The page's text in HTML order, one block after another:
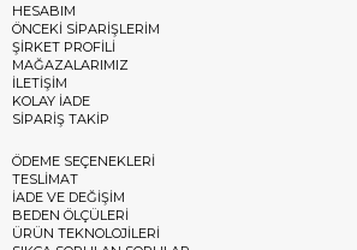
HESABIM
ÖNCEKİ SİPARİŞLERİM
ŞİRKET PROFİLİ
MAĞAZALARIMIZ
İLETİŞİM
KOLAY İADE
SİPARİŞ TAKİP
ÖDEME SEÇENEKLERİ
TESLİMAT
İADE VE DEĞİŞİM
BEDEN ÖLÇÜLERİ
ÜRÜN TEKNOLOJİLERİ